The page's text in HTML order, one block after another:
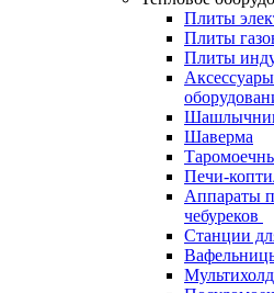
Плиты
Плиты
Плиты
Шаверма
Печи-
Аппараты
чебуреков
Станции